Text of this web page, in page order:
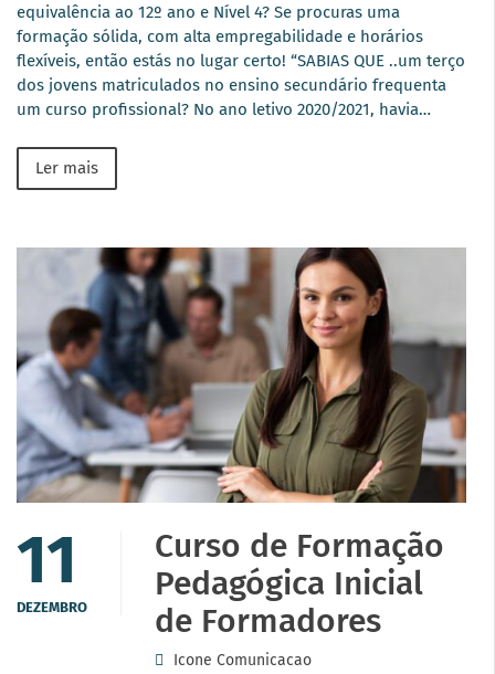
equivalência ao 12º ano e Nível 4? Se procuras uma
formação sólida, com alta empregabilidade e horários
flexíveis, então estás no lugar certo! “SABIAS QUE ..um terço
dos jovens matriculados no ensino secundário frequenta
um curso profissional? No ano letivo 2020/2021, havia…
Ler mais
11
DEZEMBRO
Curso de Formação
Pedagógica Inicial
de Formadores
Icone Comunicacao